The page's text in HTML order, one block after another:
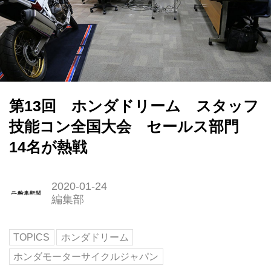
第13回 ホンダドリーム スタッフ
技能コン全国大会 セールス部門
14名が熱戦
2020-01-24
編集部
TOPICS
ホンダドリーム
ホンダモーターサイクルジャパン